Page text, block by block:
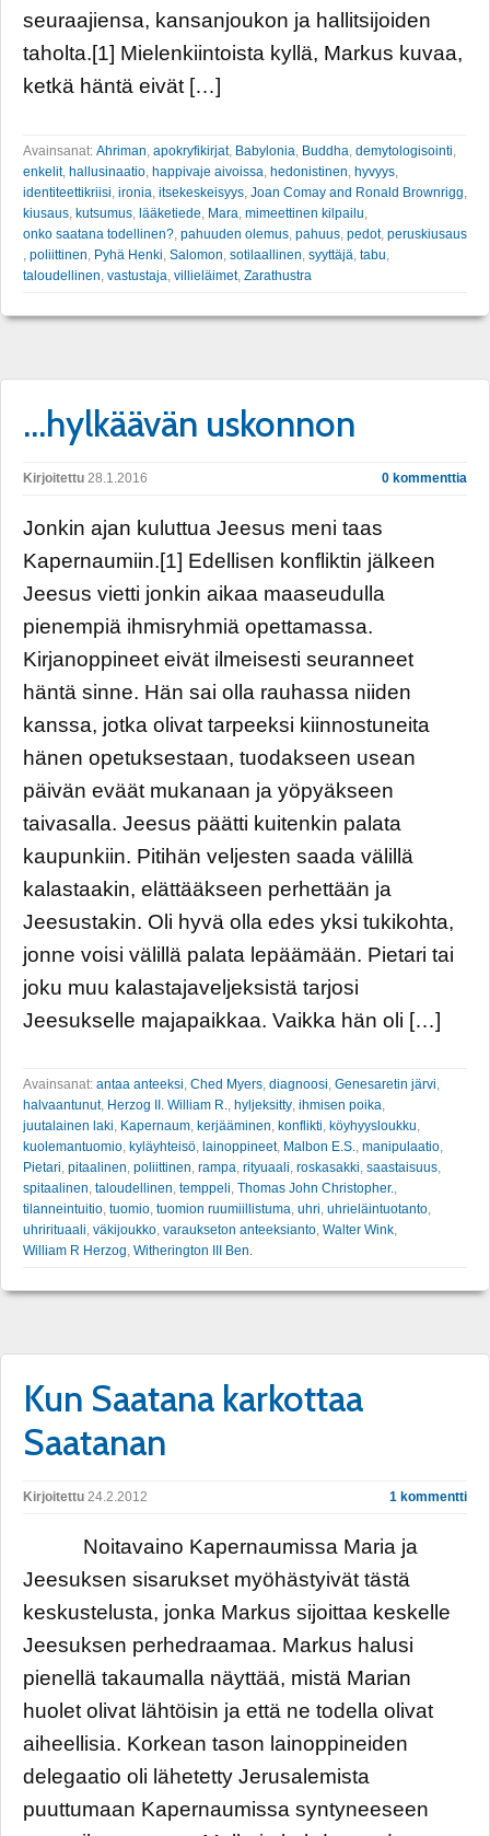
seuraajiensa, kansanjoukon ja hallitsijoiden
taholta.[1] Mielenkiintoista kyllä, Markus kuvaa,
ketkä häntä eivät […]
Avainsanat: Ahriman apokryfikirjat, Babylonia Buddha demytologisointi
enkelit, hallusinaatio happivaje aivoissa hedonistinen hyvyys
identiteettikriisi ironia itsekeskeisyys Joan Comay and Ronald Brownrigg
kiusaus kutsumus lääketiede Mara mimeettinen kilpailu
onko saatana todellinen? pahuuden olemus pahuus pedot, peruskiusaus
poliittinen Pyhä Henki Salomon sotilaallinen syyttäjä tabu
taloudellinen vastustaja villieläimet, Zarathustra
…hylkäävän uskonnon
Kirjoitettu 28.1.2016 0 kommenttia
Jonkin ajan kuluttua Jeesus meni taas
Kapernaumiin.[1] Edellisen konfliktin jälkeen
Jeesus vietti jonkin aikaa maaseudulla
pienempiä ihmisryhmiä opettamassa.
Kirjanoppineet eivät ilmeisesti seuranneet
häntä sinne. Hän sai olla rauhassa niiden
kanssa, jotka olivat tarpeeksi kiinnostuneita
hänen opetuksestaan, tuodakseen usean
päivän eväät mukanaan ja yöpyäkseen
taivasalla. Jeesus päätti kuitenkin palata
kaupunkiin. Pitihän veljesten saada välillä
kalastaakin, elättääkseen perhettään ja
Jeesustakin. Oli hyvä olla edes yksi tukikohta,
jonne voisi välillä palata lepäämään. Pietari tai
joku muu kalastajaveljeksistä tarjosi
Jeesukselle majapaikkaa. Vaikka hän oli […]
Avainsanat: antaa anteeksi, Ched Myers, diagnoosi, Genesaretin järvi,
halvaantunut, Herzog II. William R., hyljeksitty, ihmisen poika,
juutalainen laki, Kapernaum, kerjääminen, konflikti, köyhyysloukku,
kuolemantuomio, kyläyhteisö, lainoppineet, Malbon E.S., manipulaatio,
Pietari, pitaalinen, poliittinen, rampa, rityuaali, roskasakki, saastaisuus,
spitaalinen, taloudellinen, temppeli, Thomas John Christopher.,
tilanneintuitio, tuomio, tuomion ruumiillistuma, uhri, uhrieläintuotanto,
uhrirituaali, väkijoukko, varaukseton anteeksianto, Walter Wink,
William R Herzog, Witherington III Ben.
Kun Saatana karkottaa
Saatanan
Kirjoitettu 24.2.2012 1 kommentti
Noitavaino Kapernaumissa Maria ja
Jeesuksen sisarukset myöhästyivät tästä
keskustelusta, jonka Markus sijoittaa keskelle
Jeesuksen perhedraamaa. Markus halusi
pienellä takaumalla näyttää, mistä Marian
huolet olivat lähtöisin ja että ne todella olivat
aiheellisia. Korkean tason lainoppineiden
delegaatio oli lähetetty Jerusalemista
puuttumaan Kapernaumissa syntyneeseen